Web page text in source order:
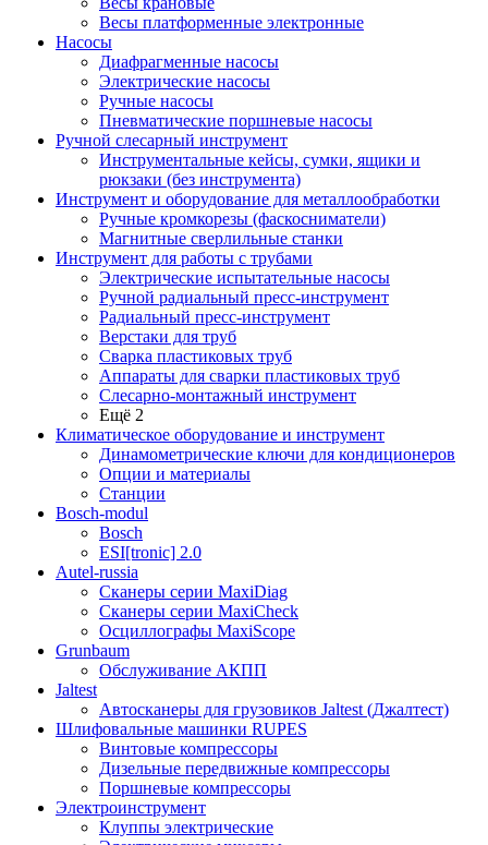
Весы платформенные электронные
Насосы
Диафрагменные насосы
Электрические насосы
Ручные насосы
Пневматические поршневые насосы
Ручной слесарный инструмент
Инструментальные кейсы, сумки, ящики и
рюкзаки (без инструмента)
Инструмент и оборудование для металлообработки
Ручные кромкорезы (фаскосниматели)
Магнитные сверлильные станки
Инструмент для работы с трубами
Электрические испытательные насосы
Ручной радиальный пресс-инструмент
Радиальный пресс-инструмент
Верстаки для труб
Сварка пластиковых труб
Аппараты для сварки пластиковых труб
Слесарно-монтажный инструмент
Ещё 2
Климатическое оборудование и инструмент
Динамометрические ключи для кондиционеров
Опции и материалы
Станции
Bosch-modul
Bosch
ESI[tronic] 2.0
Autel-russia
Сканеры серии MaxiDiag
Сканеры серии MaxiCheck
Осциллографы MaxiScope
Grunbaum
Обслуживание АКПП
Jaltest
Автосканеры для грузовиков Jaltest (Джалтест)
Шлифовальные машинки RUPES
Винтовые компрессоры
Дизельные передвижные компрессоры
Поршневые компрессоры
Электроинструмент
Клуппы электрические